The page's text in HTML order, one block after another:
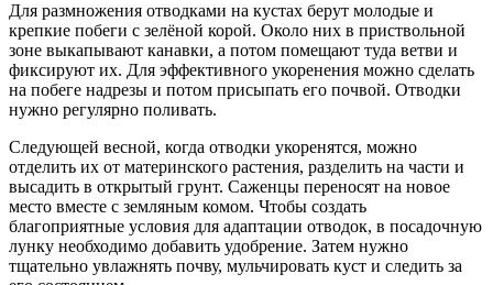
Для размножения отводками на кустах берут молодые и
крепкие побеги с зелёной корой. Около них в приствольной
зоне выкапывают канавки, а потом помещают туда ветви и
фиксируют их. Для эффективного укоренения можно сделать
на побеге надрезы и потом присыпать его почвой. Отводки
нужно регулярно поливать.
Следующей весной, когда отводки укоренятся, можно
отделить их от материнского растения, разделить на части и
высадить в открытый грунт. Саженцы переносят на новое
место вместе с земляным комом. Чтобы создать
благоприятные условия для адаптации отводок, в посадочную
лунку необходимо добавить удобрение. Затем нужно
тщательно увлажнять почву, мульчировать куст и следить за